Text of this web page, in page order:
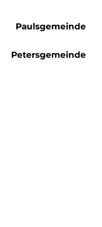
Paulsgemeinde
Petersgemeinde